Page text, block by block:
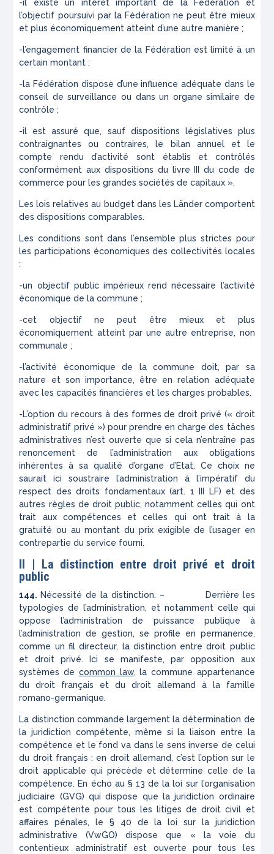
-il existe un intérêt important de la Fédération et
l’objectif poursuivi par la Fédération ne peut être mieux
et plus économiquement atteint d’une autre manière ;
-l’engagement financier de la Fédération est limité à un
certain montant ;
-la Fédération dispose d’une influence adéquate dans le
conseil de surveillance ou dans un organe similaire de
contrôle ;
-il est assuré que, sauf dispositions législatives plus
contraignantes ou contraires, le bilan annuel et le
compte rendu d’activité sont établis et contrôlés
conformément aux dispositions du livre III du code de
commerce pour les grandes sociétés de capitaux ».
Les lois relatives au budget dans les Länder comportent
des dispositions comparables.
Les conditions sont dans l’ensemble plus strictes pour
les participations économiques des collectivités locales
:
-un objectif public impérieux rend nécessaire l’activité
économique de la commune ;
-cet objectif ne peut être mieux et plus
économiquement atteint par une autre entreprise, non
communale ;
-l’activité économique de la commune doit, par sa
nature et son importance, être en relation adéquate
avec les capacités financières et les charges probables.
-L’option du recours à des formes de droit privé (« droit
administratif privé ») pour prendre en charge des tâches
administratives n’est ouverte que si cela n’entraîne pas
renoncement de l’administration aux obligations
inhérentes à sa qualité d’organe d’Etat. Ce choix ne
saurait ici soustraire l’administration à l’impératif du
respect des droits fondamentaux (art. 1 III LF) et des
autres règles de droit public, notamment celles qui ont
trait aux compétences et celles qui ont trait à la
gratuité ou au montant du prix exigible de l’usager en
contrepartie du service fourni.
II | La distinction entre droit privé et droit
public
144. Nécessité de la distinction. – Derrière les
typologies de l’administration, et notamment celle qui
oppose l’administration de puissance publique à
l’administration de gestion, se profile en permanence,
comme un fil directeur, la distinction entre droit public
et droit privé. Ici se manifeste, par opposition aux
systèmes de common law, la commune appartenance
du droit français et du droit allemand à la famille
romano-germanique.
La distinction commande largement la détermination de
la juridiction compétente, même si la liaison entre la
compétence et le fond va dans le sens inverse de celui
du droit français : en droit allemand, c’est l’option sur le
droit applicable qui précède et détermine celle de la
compétence. En écho au § 13 de la loi sur l’organisation
judiciaire (GVG) qui dispose que la juridiction ordinaire
est compétente pour tous les litiges de droit civil et
affaires pénales, le § 40 de la loi sur la juridiction
administrative (VwGO) dispose que « la voie du
contentieux administratif est ouverte pour tous les